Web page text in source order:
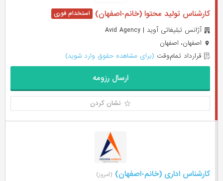
کارشناس تولید محتوا (خانم-اصفهان)
آژانس تبلیغاتی آوید | Avid Agency
اصفهان، اصفهان
قرارداد تمام‌وقت (برای مشاهده حقوق وارد شوید)
ارسال رزومه
نشان کردن
کارشناس اداری (خانم-اصفهان) (امروز)